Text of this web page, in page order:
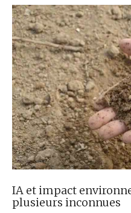
IA et impact
plusieurs inconnues